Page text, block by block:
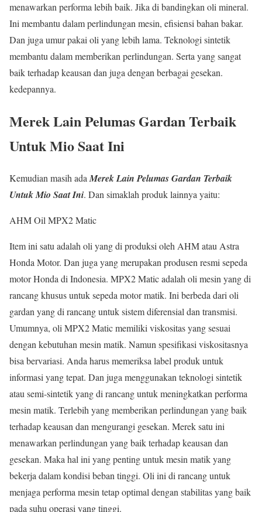
menawarkan performa lebih baik. Jika di bandingkan oli mineral.
Ini membantu dalam perlindungan mesin, efisiensi bahan bakar.
Dan juga umur pakai oli yang lebih lama. Teknologi sintetik
membantu dalam memberikan perlindungan. Serta yang sangat
baik terhadap keausan dan juga dengan berbagai gesekan.
kedepannya.
Merek Lain Pelumas Gardan Terbaik
Untuk Mio Saat Ini
Kemudian masih ada Merek Lain Pelumas Gardan Terbaik
Untuk Mio Saat Ini. Dan simaklah produk lainnya yaitu:
AHM Oil MPX2 Matic
Item ini satu adalah oli yang di produksi oleh AHM atau Astra
Honda Motor. Dan juga yang merupakan produsen resmi sepeda
motor Honda di Indonesia. MPX2 Matic adalah oli mesin yang di
rancang khusus untuk sepeda motor matik. Ini berbeda dari oli
gardan yang di rancang untuk sistem diferensial dan transmisi.
Umumnya, oli MPX2 Matic memiliki viskositas yang sesuai
dengan kebutuhan mesin matik. Namun spesifikasi viskositasnya
bisa bervariasi. Anda harus memeriksa label produk untuk
informasi yang tepat. Dan juga menggunakan teknologi sintetik
atau semi-sintetik yang di rancang untuk meningkatkan performa
mesin matik. Terlebih yang memberikan perlindungan yang baik
terhadap keausan dan mengurangi gesekan. Merek satu ini
menawarkan perlindungan yang baik terhadap keausan dan
gesekan. Maka hal ini yang penting untuk mesin matik yang
bekerja dalam kondisi beban tinggi. Oli ini di rancang untuk
menjaga performa mesin tetap optimal dengan stabilitas yang baik
pada suhu operasi yang tinggi.